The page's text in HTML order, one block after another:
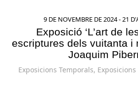
9 DE NOVEMBRE DE 2024-21
Exposició ‘L’art de
escriptures dels vuitanta i
Joaquim
Exposicions Temporals,